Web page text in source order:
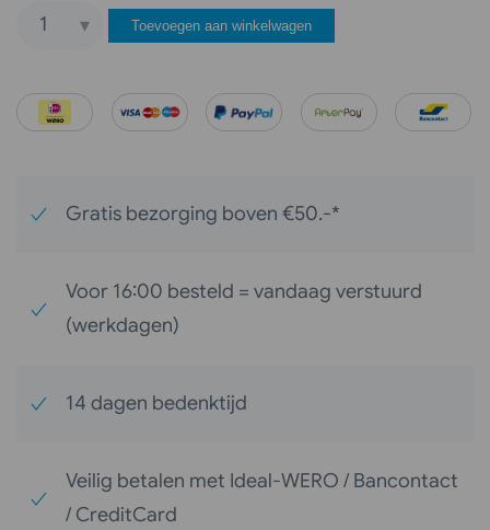
Teakolie
ltr
Toevoegen aan winkelwagen
Gratis bezorging boven €50.-*
Voor 16:00 besteld = vandaag verstuurd
(werkdagen)
14 dagen bedenktijd
Veilig betalen met Ideal-WERO / Bancontact
/ CreditCard